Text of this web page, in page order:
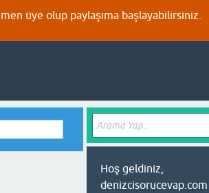
üye olup paylaşıma başlayabilirsiniz.
Hoş geldiniz,
denizcisorucevap.com